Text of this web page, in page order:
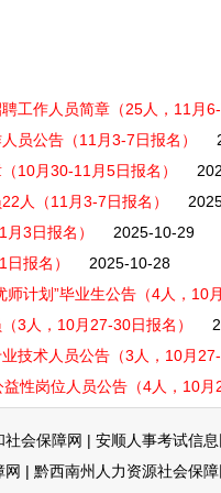
工作人员简章（25人，11月6-
员公告（11月3-7日报名）
10月30-11月5日报名）
人（11月3-7日报名）
3日报名）
2025-10-29
报名）
2025-10-28
计划”毕业生公告（4人，10
3人，10月27-30日报名）
技术人员公告（3人，10月27-
性岗位人员公告（4人，10月
会保障网 | 安顺人事考试信息
网 | 黔西南州人力资源社会保障